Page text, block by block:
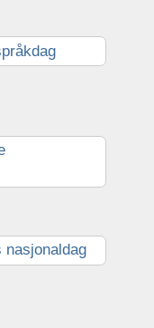
nasjonaldag